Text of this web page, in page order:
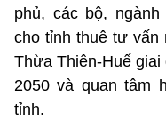
phủ, các bộ,
cho tỉnh thuê tư vấn
Thừa Thiên-Huế giai
2050 và quan tâm
tỉnh.